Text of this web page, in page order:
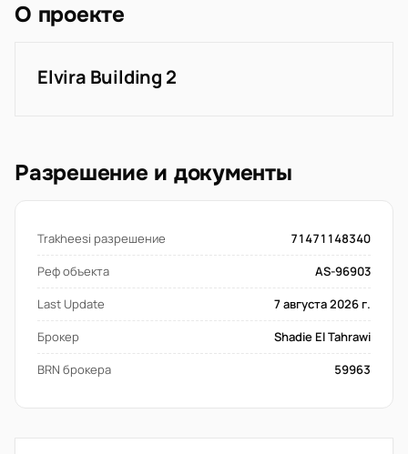
О проекте
Elvira Building 2
Разрешение и документы
Trakheesi разрешение
71471148340
Реф объекта
AS-96903
Last Update
7 августа 2026 г.
Брокер
Shadie El Tahrawi
BRN брокера
59963